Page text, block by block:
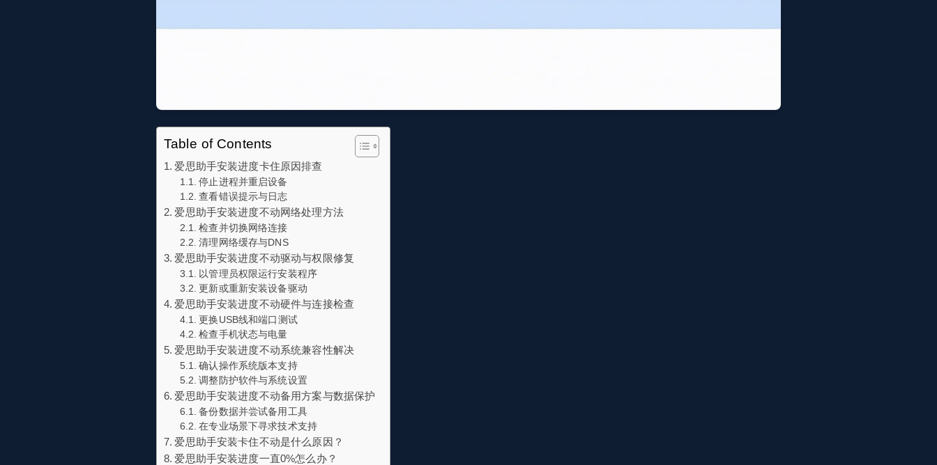
Table of Contents
爱思助手安装进度卡住原因排查
停止进程并重启设备
查看错误提示与日志
爱思助手安装进度不动网络处理方法
检查并切换网络连接
清理网络缓存与DNS
爱思助手安装进度不动驱动与权限修复
以管理员权限运行安装程序
更新或重新安装设备驱动
爱思助手安装进度不动硬件与连接检查
更换USB线和端口测试
检查手机状态与电量
爱思助手安装进度不动系统兼容性解决
确认操作系统版本支持
调整防护软件与系统设置
爱思助手安装进度不动备用方案与数据保护
备份数据并尝试备用工具
在专业场景下寻求技术支持
爱思助手安装卡住不动是什么原因？
爱思助手安装进度一直0%怎么办？